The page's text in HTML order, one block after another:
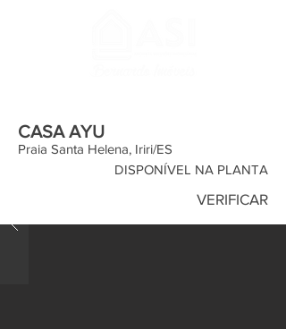
CASA AYU
Praia Santa Helena, Iriri/ES
DISPONÍVEL NA PLANTA
VERIFICAR